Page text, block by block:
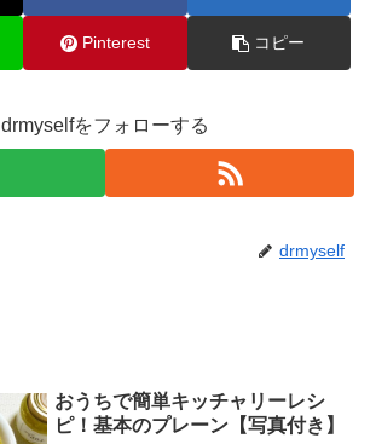
Pinterest コピー
drmyselfをフォローする
drmyself
おうちで簡単キッチャリーレシ
ピ！基本のプレーン【写真付き】